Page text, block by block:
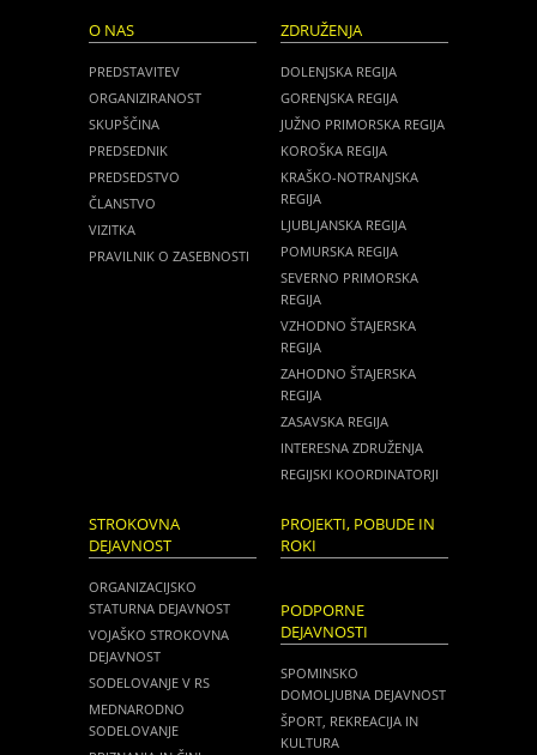
O NAS
PREDSTAVITEV
ORGANIZIRANOST
SKUPŠČINA
PREDSEDNIK
PREDSEDSTVO
ČLANSTVO
VIZITKA
PRAVILNIK O ZASEBNOSTI
ZDRUŽENJA
DOLENJSKA REGIJA
GORENJSKA REGIJA
JUŽNO PRIMORSKA REGIJA
KOROŠKA REGIJA
KRAŠKO-NOTRANJSKA
REGIJA
LJUBLJANSKA REGIJA
POMURSKA REGIJA
SEVERNO PRIMORSKA
REGIJA
VZHODNO ŠTAJERSKA
REGIJA
ZAHODNO ŠTAJERSKA
REGIJA
ZASAVSKA REGIJA
INTERESNA ZDRUŽENJA
REGIJSKI KOORDINATORJI
STROKOVNA
DEJAVNOST
ORGANIZACIJSKO
STATURNA DEJAVNOST
VOJAŠKO STROKOVNA
DEJAVNOST
SODELOVANJE V RS
MEDNARODNO
SODELOVANJE
PROJEKTI, POBUDE IN
ROKI
PODPORNE
DEJAVNOSTI
SPOMINSKO
DOMOLJUBNA DEJAVNOST
ŠPORT, REKREACIJA IN
KULTURA